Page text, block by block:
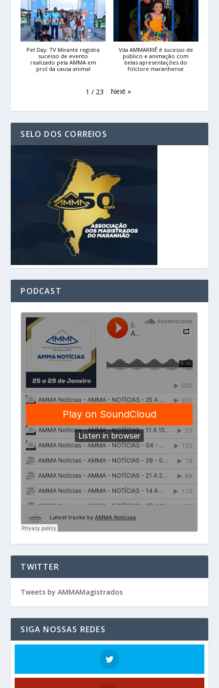
Pet Day: TV Mirante registra
sucesso de evento
realizado pela AMMA em
prol da causa animal
Vila AMMARRIÊ é sucesso de
público e animação com
belas apresentações do
folclore maranhense
1 / 23 Next »
SELO DOS CORREIOS
PODCAST
TWITTER
Tweets by AMMAMagistrados
SIGA NOSSAS REDES